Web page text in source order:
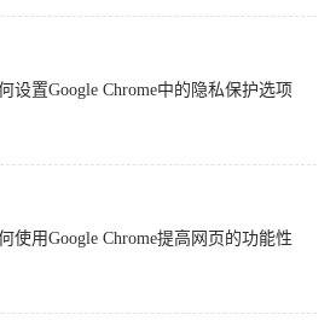
设置Google Chrome中的隐私保护选项
使用Google Chrome提高网页的功能性